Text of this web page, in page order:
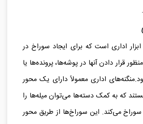
اداری است که برای ایجاد سوراخ در
قرار دادن آنها در پوشه‌ها، پرونده‌ها یا
اداری معمولاً دارای یک محور
که به کمک دسته‌ها می‌توان میله‌ها را
سوراخ می‌کند. این سوراخ‌ها از طریق محور